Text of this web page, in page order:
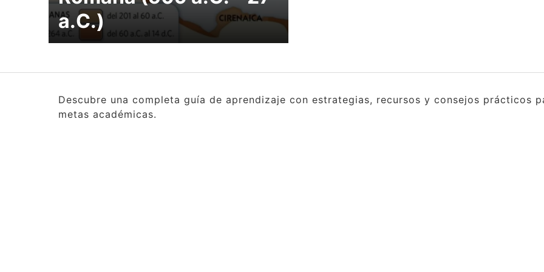
a.C.)
Descubre una completa guía de aprendizaje con estrategias, recursos y consejos prácticos
metas académicas.